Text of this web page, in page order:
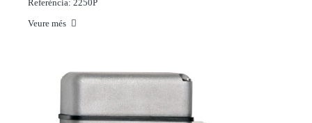
Referència: 2250P
Veure més